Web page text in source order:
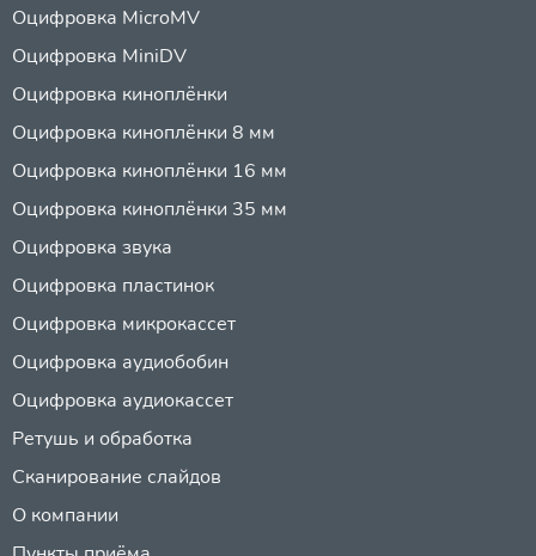
Оцифровка MicroMV
Оцифровка MiniDV
Оцифровка киноплёнки
Оцифровка киноплёнки 8 мм
Оцифровка киноплёнки 16 мм
Оцифровка киноплёнки 35 мм
Оцифровка звука
Оцифровка пластинок
Оцифровка микрокассет
Оцифровка аудиобобин
Оцифровка аудиокассет
Ретушь и обработка
Сканирование слайдов
О компании